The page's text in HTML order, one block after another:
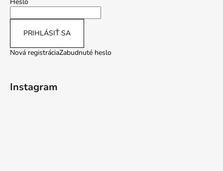
PRIHLÁSIŤ SA
Nová registráciaZabudnuté heslo
Instagram